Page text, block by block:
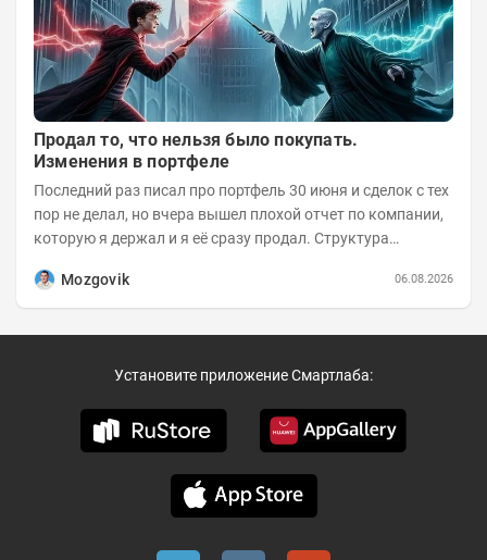
Продал то, что нельзя было покупать.
Изменения в портфеле
Последний раз писал про портфель 30 июня и сделок с тех
пор не делал, но вчера вышел плохой отчет по компании,
которую я держал и я её сразу продал. Структура
Mozgovik
06.08.2026
Установите приложение Смартлаба: